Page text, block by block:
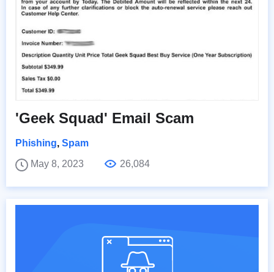
'Geek Squad' Email Scam
Phishing, Spam
May 8, 2023
26,084